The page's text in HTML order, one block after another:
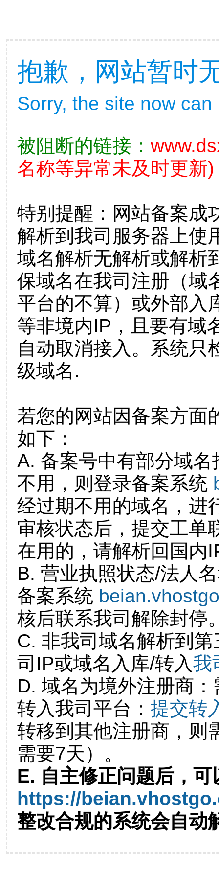
抱歉，网站暂时
Sorry, the site now
被阻断的链接：
名称等异常未及时更新)
特别提醒：网站备案成
解析到我司服务器上使
域名解析无解析或解析
保域名在我司注册（域
平台的不算）或外部入
等非境内IP，且要有域
自动取消接入。系统只
级域名.
若您的网站因备案方面
如下：
A. 备案号中有部分域
不用，则登录备案系统
经过期不用的域名，进
审核状态后，提交工单
在用的，请解析回国内
B. 营业执照状态/法人
备案系统
核后联系我司解除封停
C. 非我司域名解析到
司IP或域名入库/转入我
D. 域名为境外注册商
转入我司平台： 提交转
转移到其他注册商，则
需要7天）。
E. 自主修正问题后，可
https://
整改合规的系统会自动